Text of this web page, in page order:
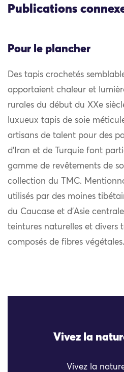
Publications
Pour le plancher
Des tapis crochetés
apportaient chaleur et
rurales du début du XXe
luxueux tapis de soie
artisans de talent pour des
d’Iran et de Turquie font
gamme de revêtements de
collection du TMC.
utilisés par des moines
du Caucase et d’Asie
teintures naturelles et divers
composés de fibres végétales.
Vivez la
Vivez la